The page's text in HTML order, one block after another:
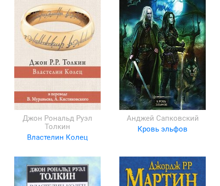
Джон Рональд Руэл
Толкин
Властелин Колец
Анджей Сапковский
Кровь эльфов